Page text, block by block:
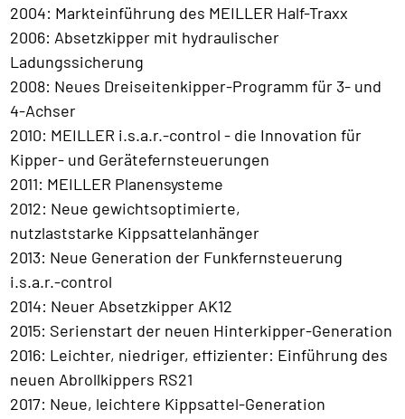
2004: Markteinführung des MEILLER Half-Traxx
2006: Absetzkipper mit hydraulischer
Ladungssicherung
2008: Neues Dreiseitenkipper-Programm für 3- und
4-Achser
2010: MEILLER i.s.a.r.-control - die Innovation für
Kipper- und Gerätefernsteuerungen
2011: MEILLER Planensysteme
2012: Neue gewichtsoptimierte,
nutzlaststarke Kippsattelanhänger
2013: Neue Generation der Funkfernsteuerung
i.s.a.r.-control
2014: Neuer Absetzkipper AK12
2015: Serienstart der neuen Hinterkipper-Generation
2016: Leichter, niedriger, effizienter: Einführung des
neuen Abrollkippers RS21
2017: Neue, leichtere Kippsattel-Generation